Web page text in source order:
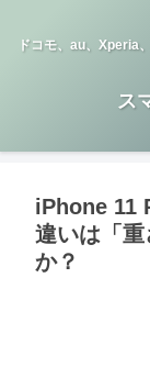
ドコモ、au、Xperia
ス
iPhone 11
違いは「
か？